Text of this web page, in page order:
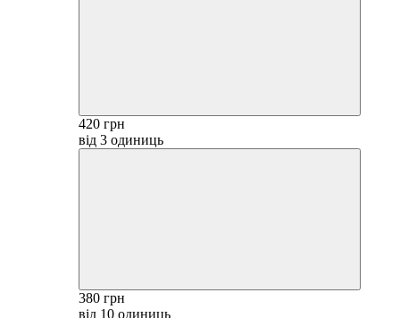
420 грн
від 3 одиниць
380 грн
від 10 одиниць